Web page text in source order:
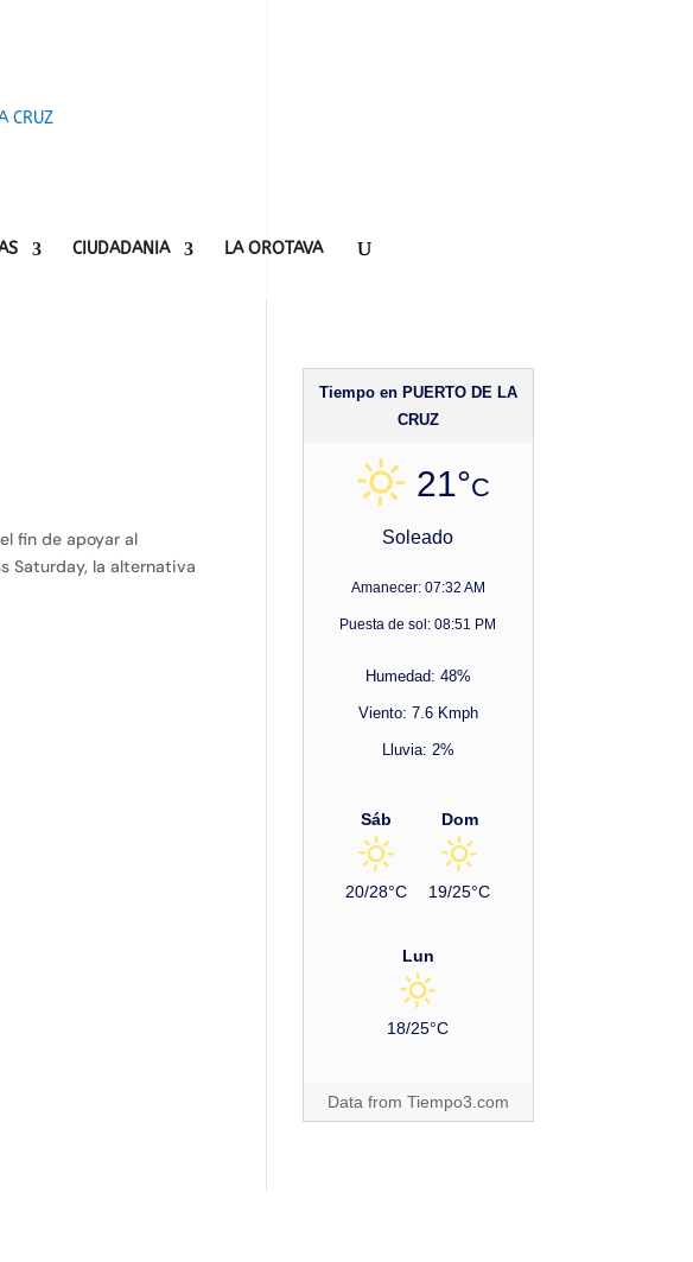
CIUDADANIA LA OROTAVA
fin de apoyar al
Saturday, la alternativa
Tiempo en PUERTO DE LA
CRUZ
21°C
Soleado
Amanecer: 07:32 AM
Puesta de sol: 08:51 PM
Humedad: 48%
Viento: 7.6 Kmph
Lluvia: 2%
Sáb
20/28°C
Dom
19/25°C
Lun
18/25°C
Data from Tiempo3.com